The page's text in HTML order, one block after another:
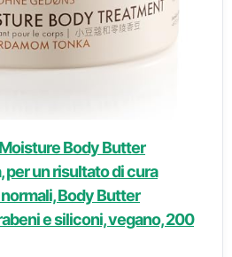
Body Butter
per un risultato di cura
Body Butter
e siliconi, vegano, 200